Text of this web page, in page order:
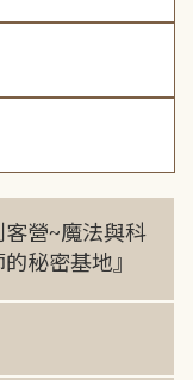
客營~魔法與科
秘密基地』